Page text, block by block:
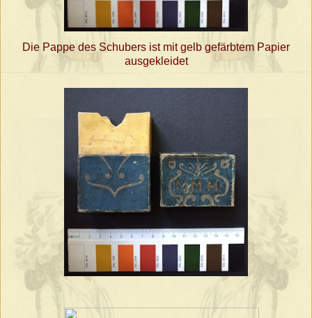
Die Pappe des Schubers ist mit gelb gefärbtem Papier
ausgekleidet